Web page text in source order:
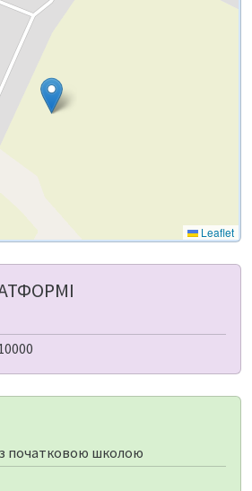
Leaflet
з початковою школою